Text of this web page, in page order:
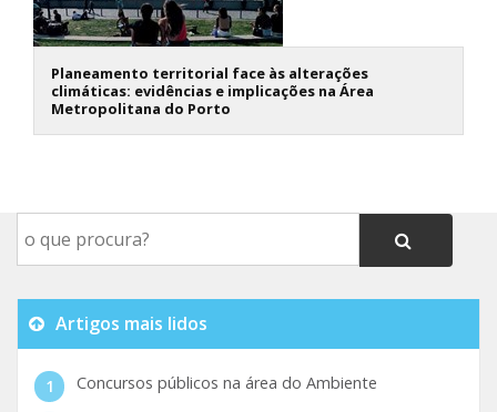
Planeamento territorial face às alterações
climáticas: evidências e implicações na Área
Metropolitana do Porto
Artigos mais lidos
Concursos públicos na área do Ambiente